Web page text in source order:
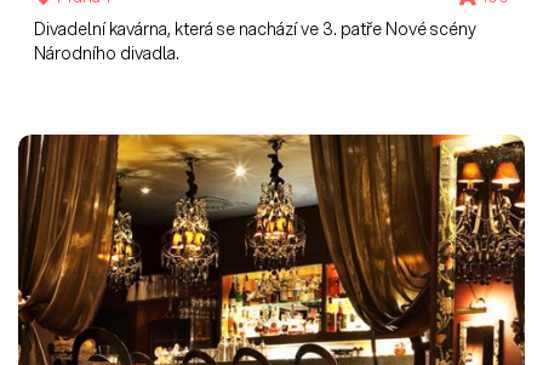
Divadelní kavárna, která se nachází ve 3. patře Nové scény
Národního divadla.